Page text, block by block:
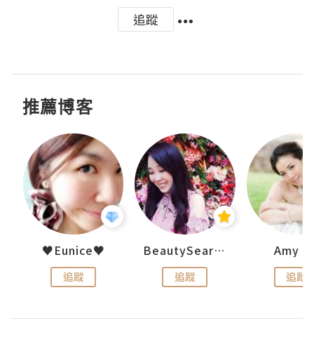
追蹤
推薦博客
♥Eunice♥
追蹤
BeautySearch
追蹤
Amy
追蹤